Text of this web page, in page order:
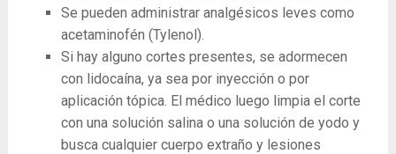
Se pueden administrar analgésicos leves como
acetaminofén (Tylenol).
Si hay alguno cortes presentes, se adormecen
con lidocaína, ya sea por inyección o por
aplicación tópica. El médico luego limpia el corte
con una solución salina o una solución de yodo y
busca cualquier cuerpo extraño y lesiones